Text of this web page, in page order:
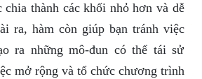
thành các khối nhỏ hơn và dễ
ra, hàm còn giúp bạn tránh việc
ra những mô-đun có thể tái sử
mở rộng và tổ chức chương trình